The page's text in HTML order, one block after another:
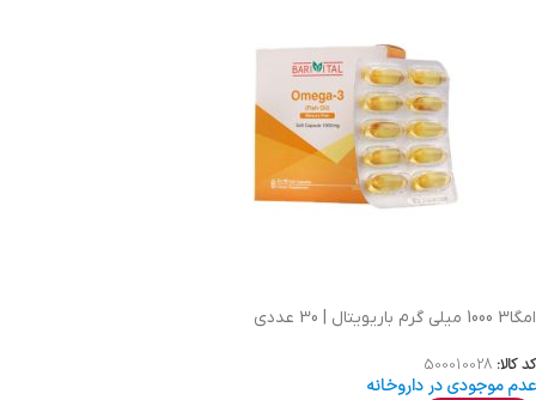
امگا3 1000 میلی گرم باریویتال | 30 عددی
کد کالا: 500010028
عدم موجودی در داروخانه